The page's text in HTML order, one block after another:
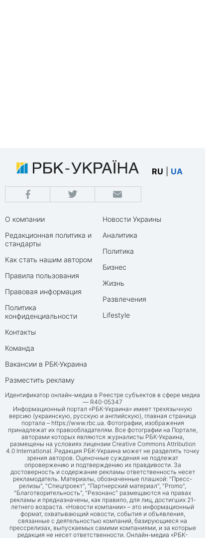
RU UA
О компании
Редакционная политика и
стандарты
Как стать нашим автором
Правила пользования
Правовая информация
Политика
конфиденциальности
Контакты
Команда
Вакансии в РБК-Украина
Разместить рекламу
Новости Украины
Аналитика
Политика
Бизнес
Жизнь
Развлечения
Lifestyle
Идентификатор онлайн-медиа в Реестре субъектов в сфере медиа
— R40-05347
Информационный портал «РБК-Украина» имеет трехязычную
версию (украинскую, русскую и английскую), главная страница
портала – https://www.rbc.ua. Фотографии, изображения
принадлежат их правообладателям. Все фотографии на Портале,
авторами которых являются журналисты РБК-Украина,
размещены на условиях лицензии Creative Commons Attribution
4.0 International. Редакция РБК-Украина может не разделять точку
зрения авторов. Оценочные суждения не подлежат
опровержению и подтверждению их правдивости. За
достоверность и содержание рекламы ответственность несет
рекламодатель. Материалы, обозначенные плашкой: "Пресс-
релизы", "Спецпроект", "Партнерский материал", "Promo",
"Благотворительность", "Резонанс" размещаются на правах
рекламы и предназначены, как правило, для лиц, достигших 21-
летнего возраста. «Новости компании» – это информационный
формат, охватывающий новости, события и объявления,
связанные с деятельностью компаний, базирующиеся на
прессрелизах, выпускаемых самими компаниями, и за которые
редакция не несет ответственности. Онлайн-медиа «РБК-